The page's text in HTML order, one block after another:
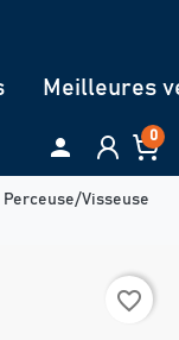
Meilleures
 0
Perceuse/Visseuse
favorite_border